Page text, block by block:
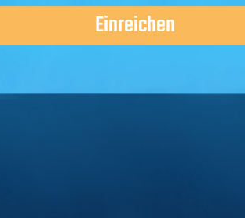
Einreichen